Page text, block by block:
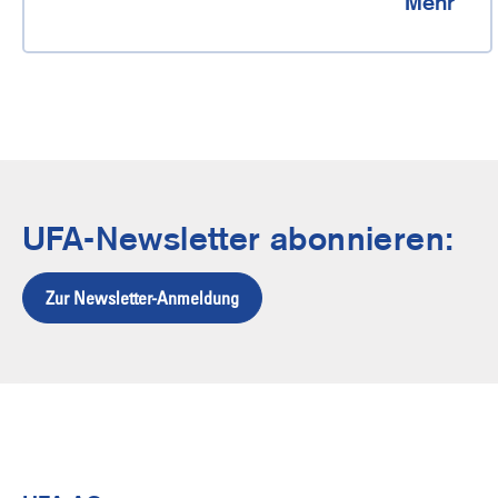
UFA-Newsletter abonnieren:
Zur Newsletter-Anmeldung